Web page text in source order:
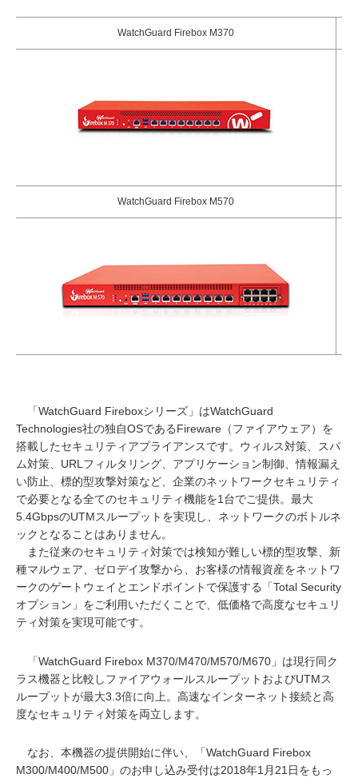
WatchGuard Firebox M370
WatchGuard Firebox M570
「WatchGuard Fireboxシリーズ」はWatchGuard
Technologies社の独自OSであるFireware（ファイアウェア）を
搭載したセキュリティアプライアンスです。ウィルス対策、スパ
ム対策、URLフィルタリング、アプリケーション制御、情報漏え
い防止、標的型攻撃対策など、企業のネットワークセキュリティ
で必要となる全てのセキュリティ機能を1台でご提供。最大
5.4GbpsのUTMスループットを実現し、ネットワークのボトルネ
ックとなることはありません。
また従来のセキュリティ対策では検知が難しい標的型攻撃、新
種マルウェア、ゼロデイ攻撃から、お客様の情報資産をネットワ
ークのゲートウェイとエンドポイントで保護する「Total Security
オプション」をご利用いただくことで、低価格で高度なセキュリ
ティ対策を実現可能です。
「WatchGuard Firebox M370/M470/M570/M670」は現行同ク
ラス機器と比較しファイアウォールスループットおよびUTMス
ループットが最大3.3倍に向上。高速なインターネット接続と高
度なセキュリティ対策を両立します。
なお、本機器の提供開始に伴い、「WatchGuard Firebox
M300/M400/M500」のお申し込み受付は2018年1月21日をもっ